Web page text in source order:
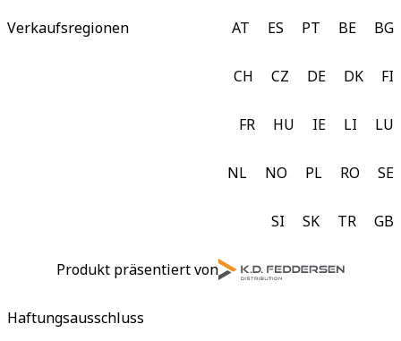
Verkaufsregionen AT ES PT BE BG
CH CZ DE DK FI
FR HU IE LI LU
NL NO PL RO SE
SI SK TR GB
Produkt präsentiert von
Haftungsausschluss